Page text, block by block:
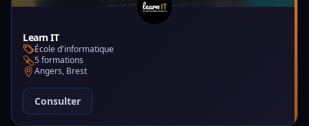
Learn IT
École d'informatique
5 formations
Angers, Brest
Consulter